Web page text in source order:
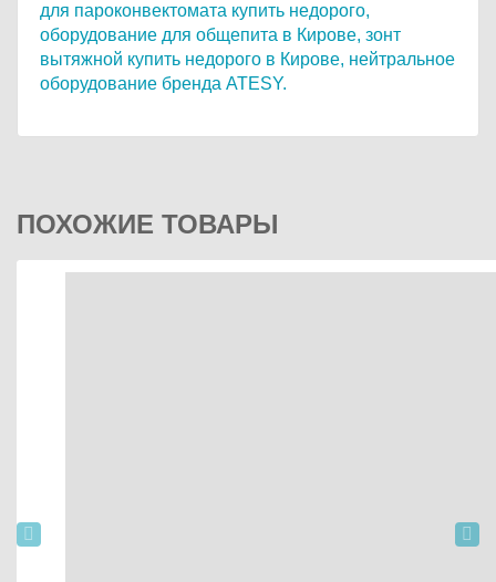
для пароконвектомата купить недорого,
оборудование для общепита в Кирове, зонт
вытяжной купить недорого в Кирове, нейтральное
оборудование бренда ATESY.
ПОХОЖИЕ ТОВАРЫ